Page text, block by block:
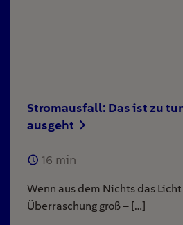
Stromausfall: Das ist zu
ausgeht
16 min
Wenn aus dem Nichts das
Überraschung groß – […]